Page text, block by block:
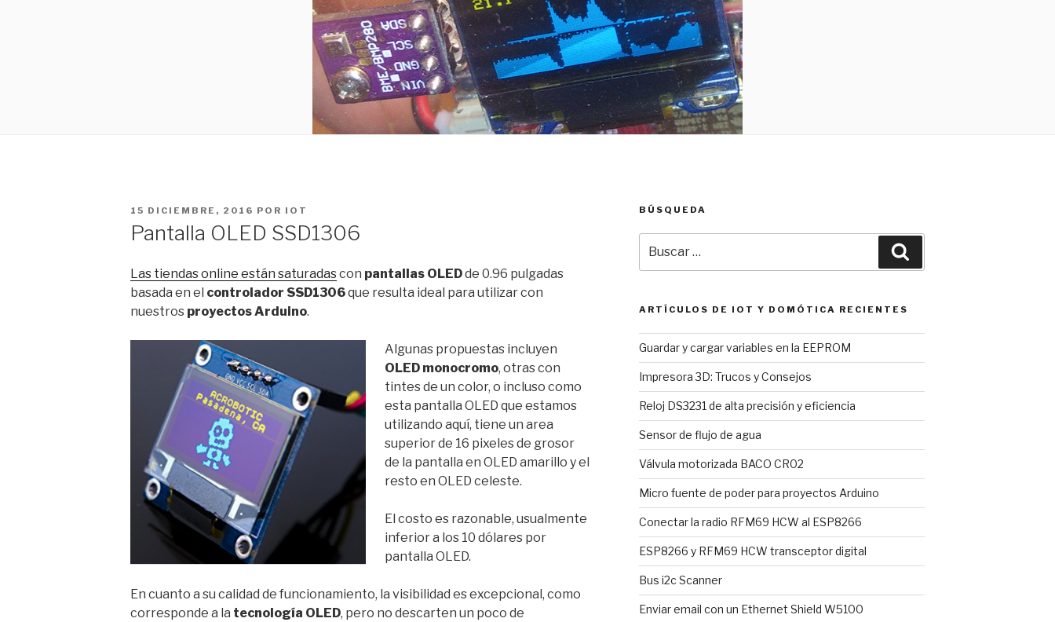
PUBLICADO
15 DICIEMBRE, 2016 POR IOT
Pantalla OLED SSD1306
Las tiendas online están saturadascon pantallas OLEDde 0.96 pulgadas
basada en el controlador SSD1306que resulta ideal para utilizar con
nuestros proyectos Arduino.
Algunas propuestas incluyen
OLED monocromo, otras con
tintes de un color, o incluso como
esta pantalla OLED que estamos
utilizando aquí, tiene un area
superior de 16 pixeles de grosor
de la pantalla en OLED amarillo y el
resto en OLED celeste.
El costo es razonable, usualmente
inferior a los 10 dólares por
pantalla OLED.
En cuanto a su calidad de funcionamiento, la visibilidad es excepcional, como
corresponde a la tecnología OLED, pero no descarten un poco de
BÚSQUEDA
por:
ARTÍCULOS DE IOT Y DOMÓTICA RECIENTES
Guardar y cargar variables en la EEPROM
Impresora 3D: Trucos y Consejos
Reloj DS3231 de alta precisión y eficiencia
Sensor de flujo de agua
Válvula motorizada BACO CR02
Micro fuente de poder para proyectos Arduino
Conectar la radio RFM69 HCW al ESP8266
ESP8266 y RFM69 HCW transceptor digital
Bus i2c Scanner
Enviar email con un Ethernet Shield W5100